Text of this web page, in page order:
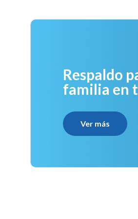
Respaldo
familia en
Ver más